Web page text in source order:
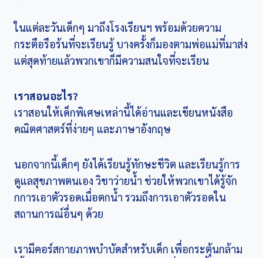
ในแต่ละวันเด็กๆ มาถึงโรงเรียนฯ พร้อมด้วยความ
กระตือรือร้นที่จะเรียนรู้ บางครั้งก็มองตามพ่อแม่ที่มาส่ง
แต่สุดท้ายแล้วพวกเขาก็มีความสนใจที่จะเรียน
เราสอนอะไร?
เราสอนให้เด็กพิเศษเหล่านี้ได้อ่านและเขียนหนังสือ
คณิตศาสตร์ที่ง่ายๆ และภาษาอังกฤษ
นอกจากนี้เด็กๆ ยังได้เรียนรู้ทักษะชีวิต และเรียนรู้การ
ดูแลสุขภาพตนเอง วิชาว่ายน้ำ ช่วยให้พวกเขาได้รู้จัก
กการเอาตัวรอดเมื่อตกน้ำ รวมถึงการเอาตัวรอดใน
สถานการณ์อื่นๆ ด้วย
เรามีคอร์สกายภาพบำบัดสำหรับเด็ก เพื่อกระตุ้นกล้าม